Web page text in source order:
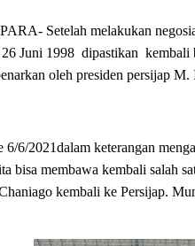
Setelah melakukan
Juni 1998 dipastikan kembali
oleh presiden persijap M.
6/2021dalam keterangan
bisa membawa kembali salah
kembali ke Persijap.